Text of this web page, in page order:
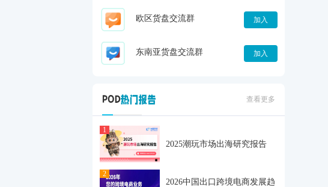
欧区货盘交流群 加入
东南亚货盘交流群 加入
查看更多
1
2025潮玩市场出海研究报告
2
2026中国出口跨境电商发展趋